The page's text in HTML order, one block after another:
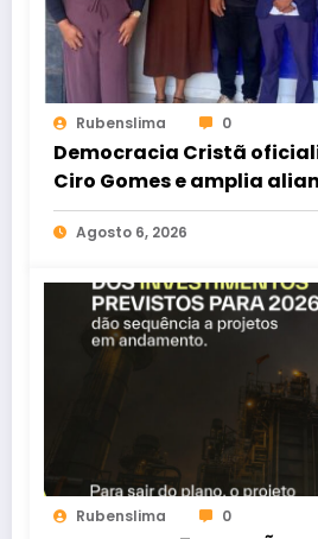
Rubenslima 0
Democracia Cristã
Ciro Gomes e amplia
oposição no Ceará
Agosto 6, 2026
Rubenslima 0